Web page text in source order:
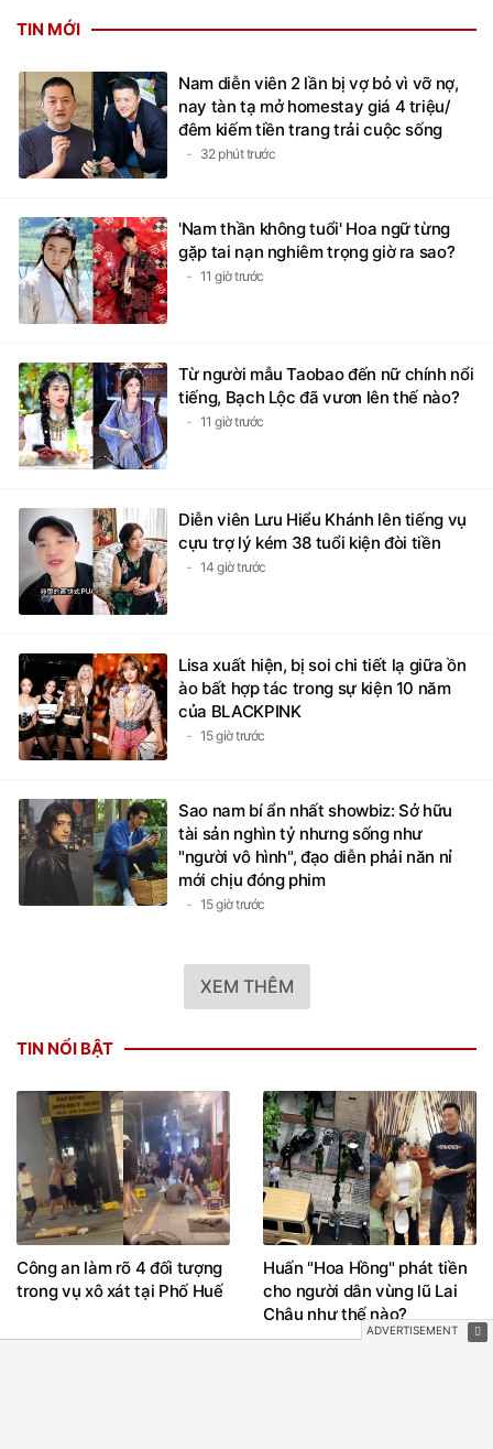
TIN MỚI
Nam diễn viên 2 lần bị vợ bỏ vì vỡ nợ,
nay tàn tạ mở homestay giá 4 triệu/
đêm kiếm tiền trang trải cuộc sống
32 phút trước
'Nam thần không tuổi' Hoa ngữ từng
gặp tai nạn nghiêm trọng giờ ra sao?
11 giờ trước
Từ người mẫu Taobao đến nữ chính nổi
tiếng, Bạch Lộc đã vươn lên thế nào?
11 giờ trước
Diễn viên Lưu Hiểu Khánh lên tiếng vụ
cựu trợ lý kém 38 tuổi kiện đòi tiền
14 giờ trước
Lisa xuất hiện, bị soi chi tiết lạ giữa ồn
ào bất hợp tác trong sự kiện 10 năm
của BLACKPINK
15 giờ trước
Sao nam bí ẩn nhất showbiz: Sở hữu
tài sản nghìn tỷ nhưng sống như
"người vô hình", đạo diễn phải năn nỉ
mới chịu đóng phim
15 giờ trước
XEM THÊM
TIN NỔI BẬT
Công an làm rõ 4 đối tượng
trong vụ xô xát tại Phố Huế
Huấn "Hoa Hồng" phát tiền
cho người dân vùng lũ Lai
Châu như thế nào?